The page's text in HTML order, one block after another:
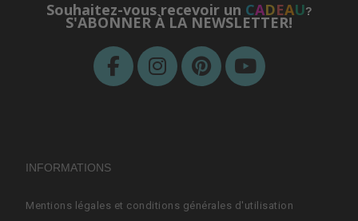
Souhaitez-vous recevoir un CADEAU?
S'ABONNER À LA NEWSLETTER!
INFORMATIONS
Mentions légales et conditions générales d'utilisation